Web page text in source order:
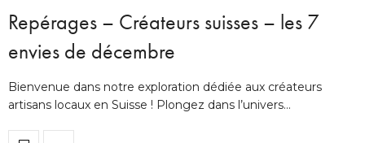
Repérages – Créateurs suisses – les 7
envies de décembre
Bienvenue dans notre exploration dédiée aux créateurs
artisans locaux en Suisse ! Plongez dans l’univers…